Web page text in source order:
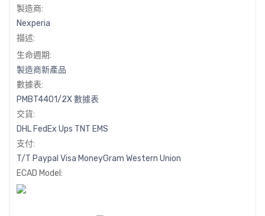
製造商:
Nexperia
描述:
生命週期:
製造商新產品
數據表:
PMBT4401/2X 數據表
交貨:
DHL FedEx Ups TNT EMS
支付:
T/T Paypal Visa MoneyGram Western Union
ECAD Model: